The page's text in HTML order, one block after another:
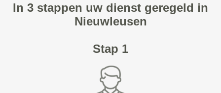
In 3 stappen uw dienst geregeld in
Nieuwleusen
Stap 1